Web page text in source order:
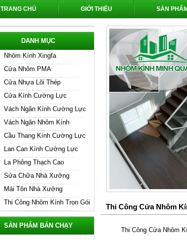
TRANG CHỦ GIỚI THIỆU SẢN PHẨM
Thi Công Cửa Nhôm
Thi Công Cửa Nhôm
DANH MỤC
Nhôm Kính Xingfa
Cửa Nhôm PMA
Cửa Nhựa Lõi Thép
Cửa Kính Cường Lực
Vách Ngăn Kính Cường Lực
Vách Ngăn Nhôm Kính
Cầu Thang Kính Cường Lực
Lan Can Kính Cường Lực
La Phông Thạch Cao
Sửa Chữa Nhà Xưởng
Mái Tôn Nhà Xưởng
Thi Công Nhôm Kính Trọn Gói
SẢN PHẨM BÁN CHẠY